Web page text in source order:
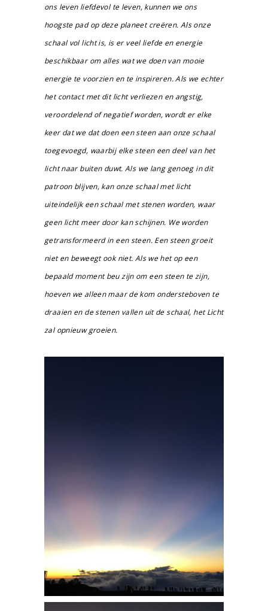
ons leven liefdevol te leven, kunnen we ons
hoogste pad op deze planeet creëren. Als onze
schaal vol licht is, is er veel liefde en energie
beschikbaar om alles wat we doen van mooie
energie te voorzien en te inspireren. Als we echter
het contact met dit licht verliezen en angstig,
veroordelend of negatief worden, wordt er elke
keer dat we dat doen een steen aan onze schaal
toegevoegd, waarbij elke steen een deel van het
licht naar buiten duwt. Als we lang genoeg in dit
patroon blijven, kan onze schaal met licht
uiteindelijk een schaal met stenen worden, waar
geen licht meer door kan schijnen. We worden
getransformeerd in een steen. Een steen groeit
niet en beweegt ook niet. Als we het op een
bepaald moment beu zijn om een ​​steen te zijn,
hoeven we alleen maar de kom ondersteboven te
draaien en de stenen vallen uit de schaal, het Licht
zal opnieuw groeien.